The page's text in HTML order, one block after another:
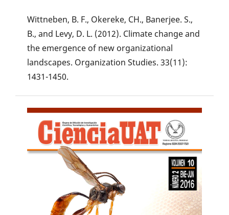
Wittneben, B. F., Okereke, CH., Banerjee. S.,
B., and Levy, D. L. (2012). Climate change and
the emergence of new organizational
landscapes. Organization Studies. 33(11):
1431-1450.